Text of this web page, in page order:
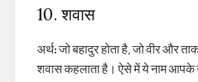
10. शवास
अर्थ:जो बहादुर होता है, जो वीर और
शवास कहलाता है। ऐसे में ये नाम आपके